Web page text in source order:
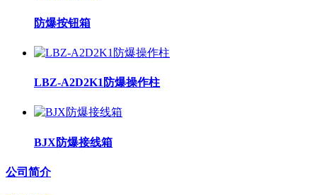
防爆按钮箱
LBZ-A2D2K1防爆操作柱
BJX防爆接线箱
公司简介